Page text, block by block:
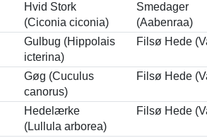
Hvid Stork
(Ciconia ciconia)
Smedager
(Aabenraa)
Gulbug (Hippolais
icterina)
Filsø Hede
Gøg (Cuculus
canorus)
Filsø Hede
Hedelærke
(Lullula arborea)
Filsø Hede